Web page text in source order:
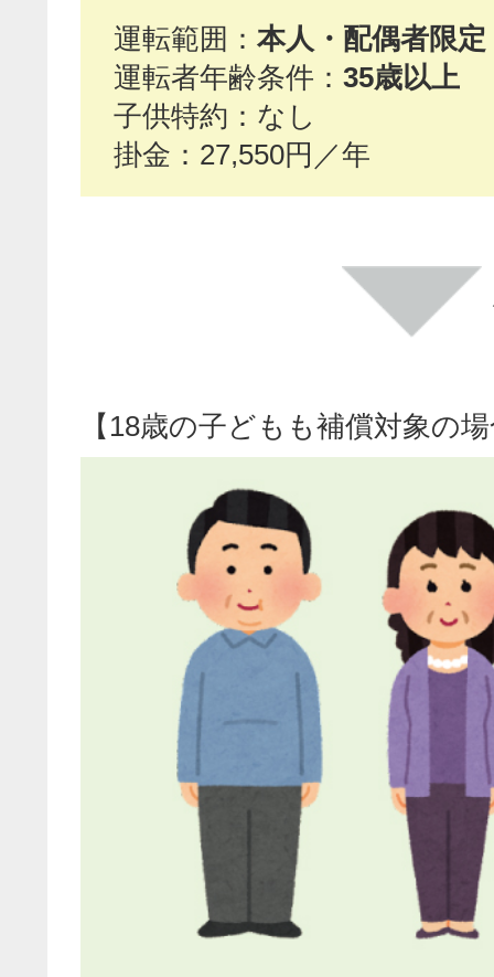
運転範囲： 本人・配偶者限定
運転者年齢条件： 35歳以上
子供特約：なし
掛金：27,550円／年
【18歳の子どもも補償対象の